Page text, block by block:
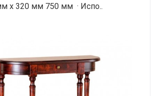
х 320 мм 750 мм · Испо..